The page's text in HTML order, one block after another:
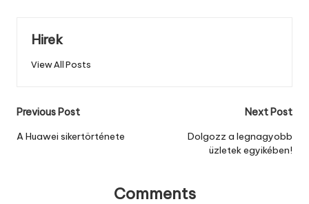
Hirek
View All Posts
Post
navigation
Previous Post
A Huawei sikertörténete
Next Post
Dolgozz a legnagyobb
üzletek egyikében!
Comments